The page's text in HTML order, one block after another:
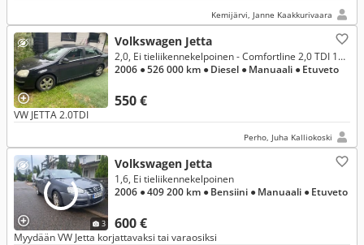
Kemijärvi, Janne Kaakkurivaara
Volkswagen Jetta
550 €
2,0, Ei tieliikennekelpoinen - Comfortline 2,0 TDI 103 kW PowerDiesel
2006 ● 526 000 km ● Diesel ● Manuaali ● Etuveto
VW JETTA 2.0TDI
Perho, Juha Kalliokoski
3
Volkswagen Jetta
600 €
1,6, Ei tieliikennekelpoinen
2006 ● 409 200 km ● Bensiini ● Manuaali ● Etuveto
Myydään VW Jetta korjattavaksi tai varaosiksi